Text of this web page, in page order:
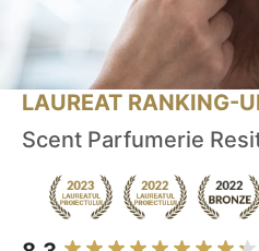
LAUREAT RANKING-
Scent Parfumerie